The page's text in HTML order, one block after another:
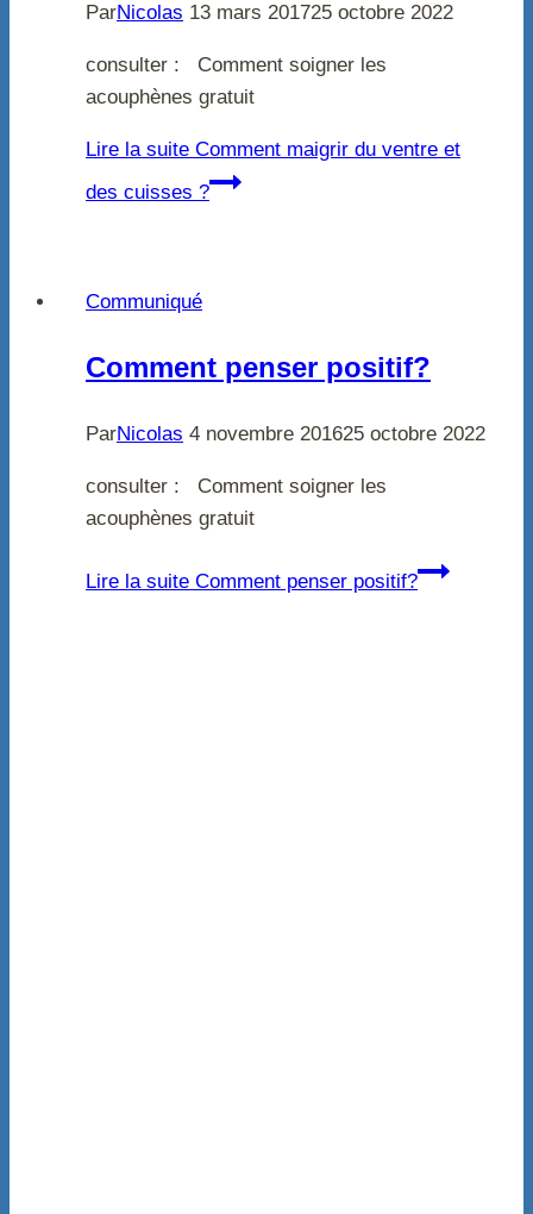
ParNicolas 13 mars 201725 octobre 2022
consulter : Comment soigner les
acouphènes gratuit
Lire la suite Comment maigrir du ventre et
des cuisses ?
Communiqué
Comment penser positif?
ParNicolas 4 novembre 201625 octobre 2022
consulter : Comment soigner les
acouphènes gratuit
Lire la suite Comment penser positif?